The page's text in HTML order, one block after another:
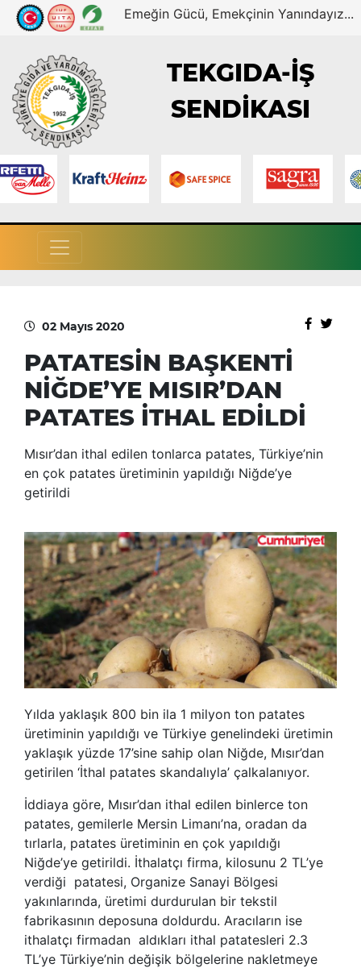
Emeğin Gücü, Emekçinin Yanındayız...
TEKGIDA-İŞ
SENDİKASI
02 Mayıs 2020
PATATESİN BAŞKENTİ
NİĞDE’YE MISIR’DAN
PATATES İTHAL EDİLDİ
Mısır’dan ithal edilen tonlarca patates, Türkiye’nin
en çok patates üretiminin yapıldığı Niğde’ye
getirildi
Yılda yaklaşık 800 bin ila 1 milyon ton patates
üretiminin yapıldığı ve Türkiye genelindeki üretimin
yaklaşık yüzde 17’sine sahip olan Niğde, Mısır’dan
getirilen ‘İthal patates skandalıyla’ çalkalanıyor.
İddiaya göre, Mısır’dan ithal edilen binlerce ton
patates, gemilerle Mersin Limanı’na, oradan da
tırlarla, patates üretiminin en çok yapıldığı
Niğde’ye getirildi. İthalatçı firma, kilosunu 2 TL’ye
verdiği patatesi, Organize Sanayi Bölgesi
yakınlarında, üretimi durdurulan bir tekstil
fabrikasının deposuna doldurdu. Aracıların ise
ithalatçı firmadan aldıkları ithal patatesleri 2.3
TL’ye Türkiye’nin değişik bölgelerine nakletmeye